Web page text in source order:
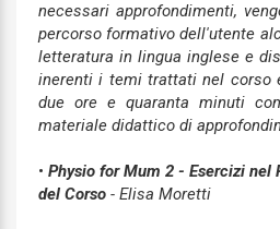
necessari approfondimenti,
percorso formativo dell'utente
letteratura in lingua inglese e
inerenti i temi trattati nel corso
due ore e quaranta minuti
materiale didattico di
• Physio for Mum 2 - Esercizi nel
del Corso - Elisa Moretti